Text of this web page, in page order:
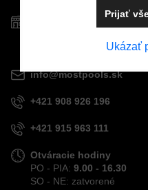
Predajňa MOSTPOOLS
info@mostpools.sk
+421 908 926 196
+421 915 963 111
Otváracie hodiny
PO - PIA: 9.00 - 16.30
SO - NE: zatvorené
Ukázať
Prijať